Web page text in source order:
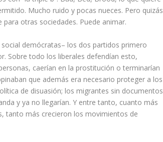
Mucho ruido y pocas nueces. Pero quizás
otras sociedades. Puede animar.
demócratas– los dos partidos primero
Sobre todo los liberales defendían esto,
caerían en la prostitución o terminarían
que además era necesario proteger a los
de disuasión; los migrantes sin documentos
y ya no llegarían. Y entre tanto, cuanto más
tanto más crecieron los movimientos de